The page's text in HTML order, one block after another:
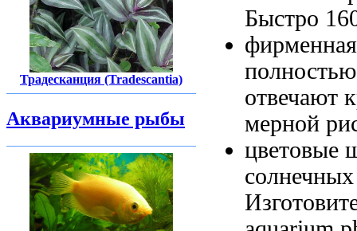
Традесканция (Tradescantia)
Аквариумные рыбы
Быстро
полностью
отвечают
мерной
цветовые